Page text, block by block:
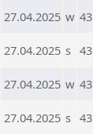
27.04.2025 w 43
27.04.2025 s 43
27.04.2025 w 43
27.04.2025 s 43